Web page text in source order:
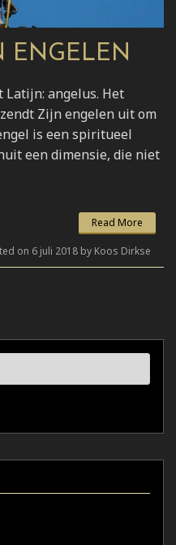
ENGELEN
angelus. Het
Zijn engelen uit om
is een spiritueel
een dimensie, die niet
Read More
on 6 juli 2018 by Koos Dirkse